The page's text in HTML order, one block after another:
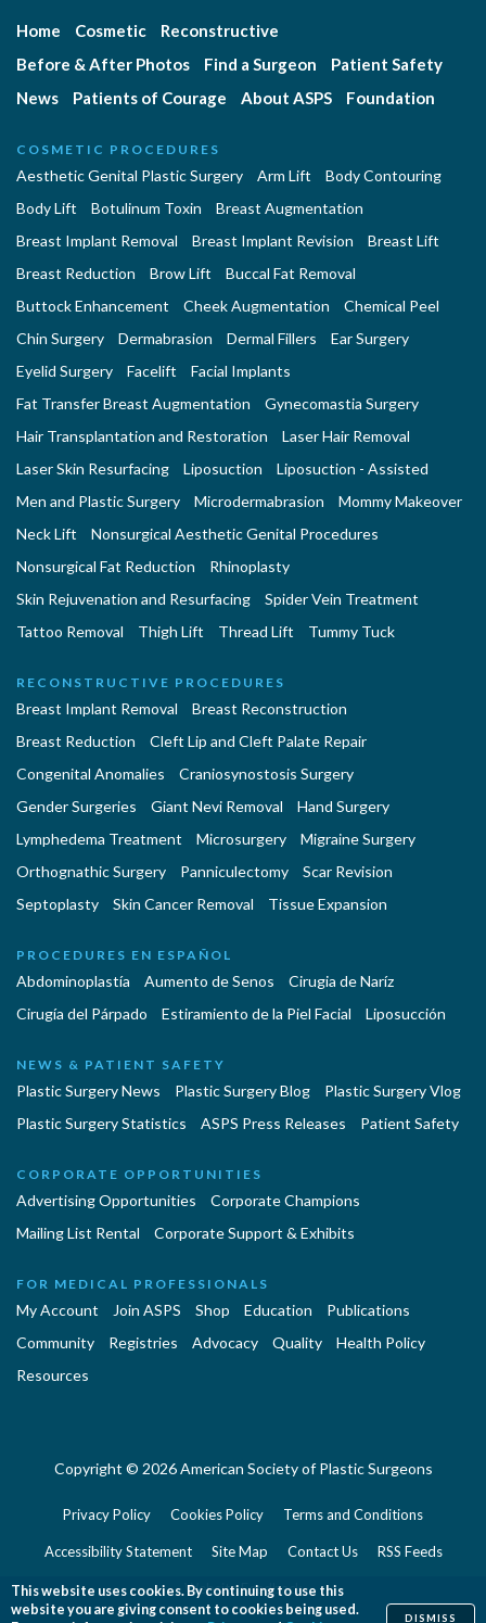
Home Cosmetic
Reconstructive
Before & After Photos
Find a Surgeon
Patient Safety
News
Patients of Courage About ASPS Foundation
COSMETIC PROCEDURES
Aesthetic Genital Plastic Surgery Arm Lift
Body Contouring
Body Lift
Botulinum Toxin
Breast Augmentation
Breast Implant Removal
Breast Implant Revision
Breast Lift
Breast Reduction
Brow Lift
Buccal Fat Removal
Buttock Enhancement
Cheek Augmentation
Chemical Peel
Chin Surgery
Dermabrasion Dermal Fillers
Ear Surgery
Eyelid Surgery
Facelift
Facial Implants
Fat Transfer Breast Augmentation
Gynecomastia Surgery
Hair Transplantation and Restoration
Laser Hair Removal
Laser Skin Resurfacing
Liposuction
Liposuction - Assisted
Men and Plastic Surgery
Microdermabrasion
Mommy Makeover
Neck Lift
Nonsurgical Aesthetic Genital Procedures
Nonsurgical Fat Reduction
Rhinoplasty
Skin Rejuvenation and Resurfacing
Spider Vein Treatment
Tattoo Removal
Thigh Lift Thread Lift Tummy Tuck
RECONSTRUCTIVE PROCEDURES
Breast Implant Removal
Breast Reconstruction
Breast Reduction
Cleft Lip and Cleft Palate Repair
Congenital Anomalies
Craniosynostosis Surgery
Gender Surgeries
Giant Nevi Removal
Hand Surgery
Lymphedema Treatment
Microsurgery
Migraine Surgery
Orthognathic Surgery
Panniculectomy
Scar Revision
Septoplasty
Skin Cancer Removal Tissue Expansion
PROCEDURES EN ESPAÑOL
Abdominoplastía Aumento de Senos
Cirugia de Naríz
Cirugía del Párpado
Estiramiento de la Piel Facial Liposucción
NEWS & PATIENT SAFETY
Plastic Surgery News Plastic Surgery Blog
Plastic Surgery Vlog
Plastic Surgery Statistics
ASPS Press Releases Patient Safety
CORPORATE OPPORTUNITIES
Advertising Opportunities
Corporate Champions
Mailing List Rental
Corporate Support & Exhibits
FOR MEDICAL PROFESSIONALS
My Account Join ASPS Shop Education
Publications
Community
Registries Advocacy Quality
Health Policy
Resources
Copyright © 2026 American Society of Plastic Surgeons
Privacy Policy Cookies Policy Terms and Conditions
Accessibility Statement Site Map Contact Us RSS Feeds
Website Feedback
This website uses cookies. By continuing to use this
website you are giving consent to cookies being used.
DISMISS